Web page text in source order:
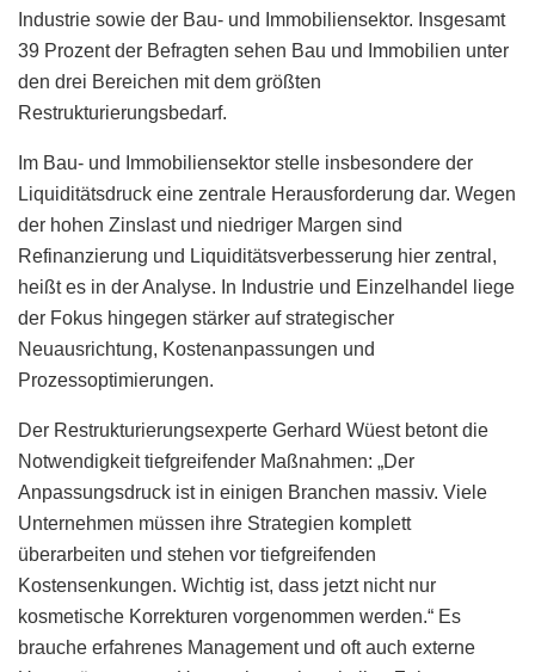
Industrie sowie der Bau- und Immobiliensektor. Insgesamt
39 Prozent der Befragten sehen Bau und Immobilien unter
den drei Bereichen mit dem größten
Restrukturierungsbedarf.
Im Bau- und Immobiliensektor stelle insbesondere der
Liquiditätsdruck eine zentrale Herausforderung dar. Wegen
der hohen Zinslast und niedriger Margen sind
Refinanzierung und Liquiditätsverbesserung hier zentral,
heißt es in der Analyse. In Industrie und Einzelhandel liege
der Fokus hingegen stärker auf strategischer
Neuausrichtung, Kostenanpassungen und
Prozessoptimierungen.
Der Restrukturierungsexperte Gerhard Wüest betont die
Notwendigkeit tiefgreifender Maßnahmen: „Der
Anpassungsdruck ist in einigen Branchen massiv. Viele
Unternehmen müssen ihre Strategien komplett
überarbeiten und stehen vor tiefgreifenden
Kostensenkungen. Wichtig ist, dass jetzt nicht nur
kosmetische Korrekturen vorgenommen werden.“ Es
brauche erfahrenes Management und oft auch externe